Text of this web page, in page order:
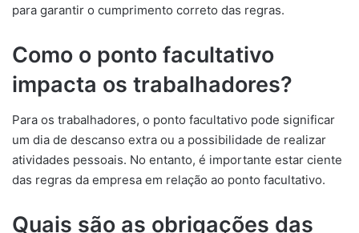
para garantir o cumprimento correto das regras.
Como o ponto facultativo
impacta os trabalhadores?
Para os trabalhadores, o ponto facultativo pode significar
um dia de descanso extra ou a possibilidade de realizar
atividades pessoais. No entanto, é importante estar ciente
das regras da empresa em relação ao ponto facultativo.
Quais são as obrigações das